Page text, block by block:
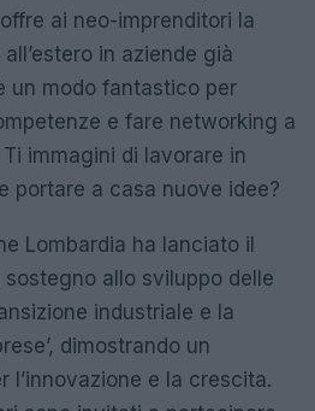
ai neo-imprenditori la
in aziende già
un modo fantastico per
e fare networking a
immagini di lavorare in
portare a casa nuove idee?
Lombardia ha lanciato il
sostegno allo sviluppo delle
industriale e la
dimostrando un
l’innovazione e la crescita.